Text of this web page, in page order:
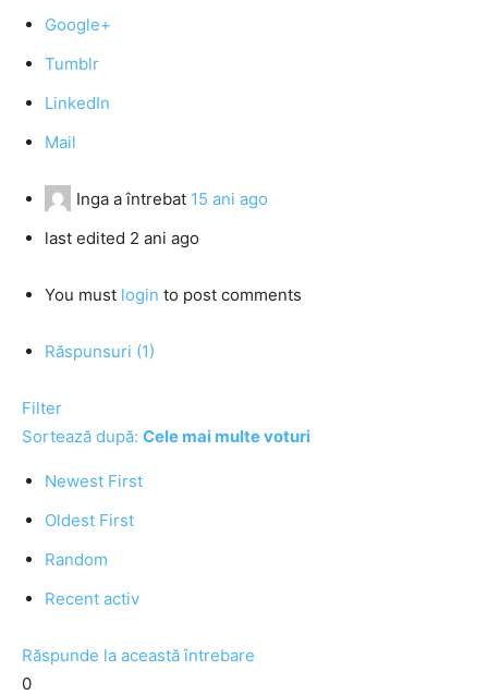
Google+
Tumblr
LinkedIn
Mail
Inga a întrebat 15 ani ago
last edited 2 ani ago
You must login to post comments
Răspunsuri (1)
Filter
Sortează după: Cele mai multe voturi
Newest First
Oldest First
Random
Recent activ
Răspunde la această întrebare
0